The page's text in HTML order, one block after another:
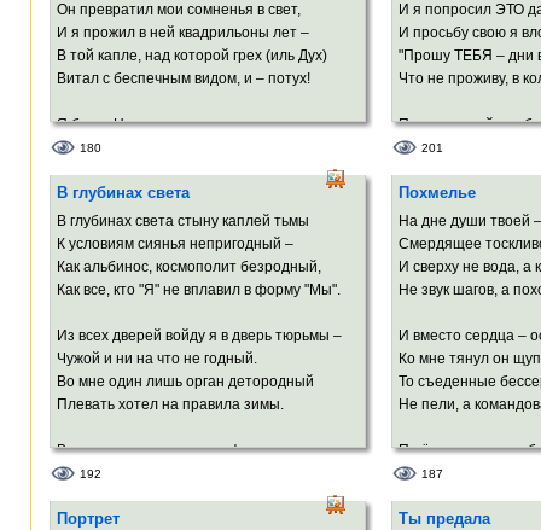
А из-за двери закрытой – ни шороха.
Только блеснёт вдруг твоё восклицание,
Да прозвенит, как капель колыбельная
В спальне, приглушенных свечек
мерцание...
Я посмотрел – ничего не осталось.
Осень на улице мокрыми клёнами
Над головой чересчур размахалась,
И желудями – своими патронами –
Лета сшибает остатки вранья.
Там, где детишки гуляли с матронами –
С карканьем кружит десант воронья,
Чёрными сверху махая знамёнами.
Там сегодня
Не
Он превратил мои сомненья в свет,
И я прожил в ней квадрильоны лет –
В той капле, над которой грех (иль Дух)
Витал с беспечным видом, и – потух!
Я был в Начале выдержан и щедр,
Как ясность звёзд и темень тяжких недр.
Но – пальцем я попал не в глаз, а в бровь!..
Теперь я Воланду не верю ни на грош –
Всучить мне вместо чистой Правды –
ЛОЖЬ!..
180
И я попросил ЭТО
И просьбу свою я
"Прошу ТЕБЯ – дни
Что не проживу, в
Подруги моей,
До Судного дня,
И стало вдруг тихо
И я ощутил, как
Багрово-кипящее
201
В глубинах света
В глубинах света стыну каплей тьмы
К условиям сиянья непригодный –
Как альбинос, космополит безродный,
Как все, кто "Я" не вплавил в форму "Мы".
Из всех дверей войду я в дверь тюрьмы –
Чужой и ни на что не годный.
Во мне один лишь орган детородный
Плевать хотел на правила зимы.
В противоречье троится фотон.
Одно другое заменить готово.
Вот равновесье выдавило стон,
192
Похмелье
На дне души твоей
Смердящее
И сверху не вода, а
Не звук шагов, а
И вместо сердца –
Ко мне тянул он
То съеденные
Не пели, а
Пшёл вон отсюда,
Осколок,
Использованный
187
Портрет Ты предала